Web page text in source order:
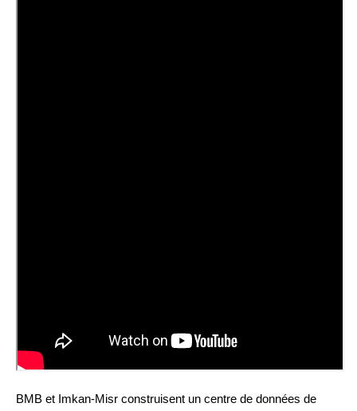
BMB et Imkan-Misr construisent un centre de données de